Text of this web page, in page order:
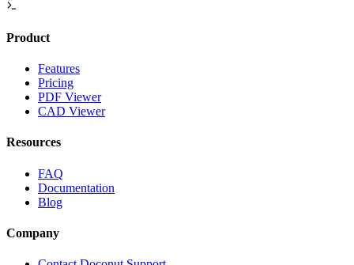
Product
Features
Pricing
PDF Viewer
CAD Viewer
Resources
FAQ
Documentation
Blog
Company